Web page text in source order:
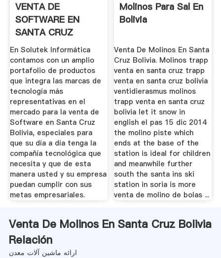
VENTA DE
SOFTWARE EN
SANTA CRUZ
BOLIVIA .
En Solutek Informática
contamos con un amplio
portafolio de productos
que integra las marcas de
tecnología más
representativas en el
mercado para la venta de
Software en Santa Cruz
Bolivia, especiales para
que su día a día tenga la
compañía tecnológica que
necesita y que de esta
manera usted y su empresa
puedan cumplir con sus
metas empresariales.
Molinos Para Sal En
Bolivia
Venta De Molinos En Santa
Cruz Bolivia. Molinos trapp
venta en santa cruz trapp
venta en santa cruz bolivia
ventidierasmus molinos
trapp venta en santa cruz
bolivia let it snow in
english el pas 15 dic 2014
the molino piste which
ends at the base of the
station is ideal for children
and meanwhile further
south the santa ins ski
station in soria is more
venta de molino de bolas ...
Venta De Molinos En Santa Cruz Bolivia
Relación
ارائه ماشین آلات معدن